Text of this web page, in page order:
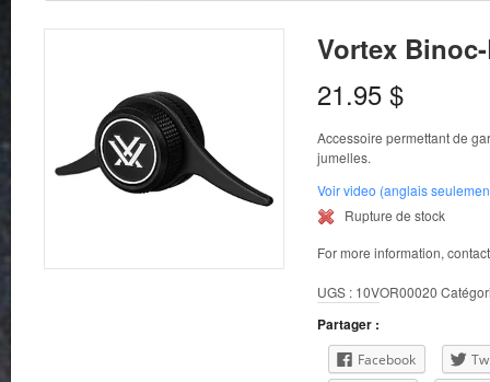
Vortex
21.95 $
Accessoire permettant de
jumelles.
Voir video (anglais
Rupture de stock
For more information,
UGS : 10VOR00020
Partager :
Facebook